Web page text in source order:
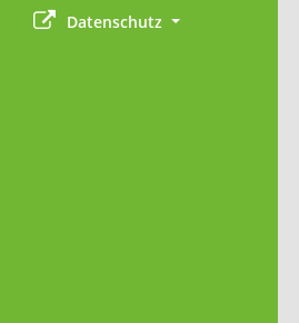
Datenschutz